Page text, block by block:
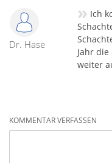
Dr. Hase
» Ich
Jahr
weiter
KOMMENTAR VERFASSEN